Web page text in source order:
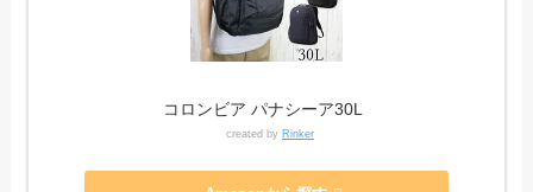
コロンビア パナシーア30L
created by Rinker